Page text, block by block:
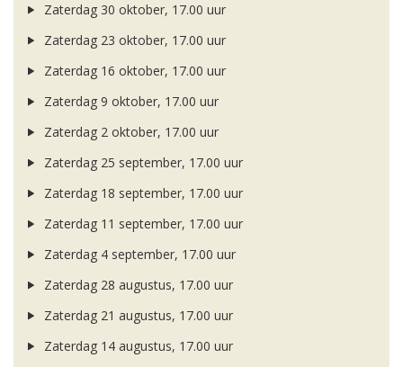
Zaterdag 30 oktober, 17.00 uur
Zaterdag 23 oktober, 17.00 uur
Zaterdag 16 oktober, 17.00 uur
Zaterdag 9 oktober, 17.00 uur
Zaterdag 2 oktober, 17.00 uur
Zaterdag 25 september, 17.00 uur
Zaterdag 18 september, 17.00 uur
Zaterdag 11 september, 17.00 uur
Zaterdag 4 september, 17.00 uur
Zaterdag 28 augustus, 17.00 uur
Zaterdag 21 augustus, 17.00 uur
Zaterdag 14 augustus, 17.00 uur